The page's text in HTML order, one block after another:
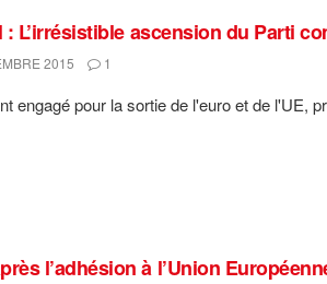
: L’irrésistible ascension du Parti
2015 1
engagé pour la sortie de l'euro et de l'UE,
l’adhésion à l’Union